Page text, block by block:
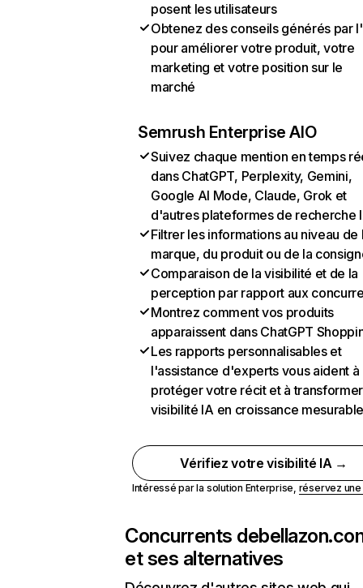
posent les utilisateurs
Obtenez des conseils générés par
pour améliorer votre produit, votre
marketing et votre position sur le
marché
Semrush Enterprise AIO
Suivez chaque mention en temps
dans ChatGPT, Perplexity, Gemini,
Google AI Mode, Claude, Grok et
d'autres plateformes de recherche
Filtrer les informations au niveau de
marque, du produit ou de la
Comparaison de la visibilité et de la
perception par rapport aux
Montrez comment vos produits
apparaissent dans ChatGPT
Les rapports personnalisables et
l'assistance d'experts vous aident à
protéger votre récit et à
visibilité IA en croissance
Vérifiez votre visibilité IA →
Intéressé par la solution Enterprise, réservez
Concurrents de
et ses alternatives